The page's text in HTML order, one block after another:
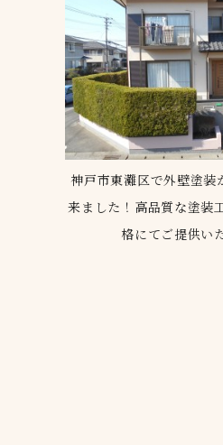
神戸市東灘区で外壁塗装
来ました！高品質な塗装
格にてご提供い